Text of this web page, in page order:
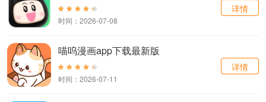
时间：2026-07-08
详情
喵呜漫画app下载最新版
时间：2026-07-11
详情